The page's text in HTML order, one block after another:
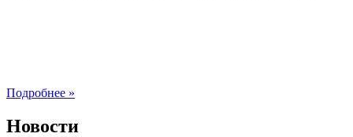
Подробнее »
Новости